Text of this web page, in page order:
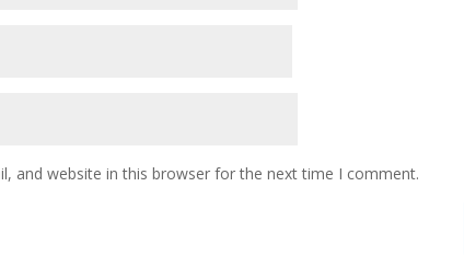
and website in this browser for the next time I comment.